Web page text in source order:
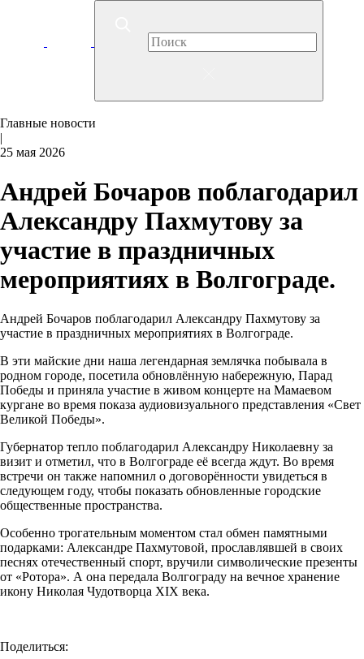
Главные новости
|
25 мая 2026
Андрей Бочаров поблагодарил
Александру Пахмутову за
участие в праздничных
мероприятиях в Волгограде.
Андрей Бочаров поблагодарил Александру Пахмутову за
участие в праздничных мероприятиях в Волгограде.
В эти майские дни наша легендарная землячка побывала в
родном городе, посетила обновлённую набережную, Парад
Победы и приняла участие в живом концерте на Мамаевом
кургане во время показа аудиовизуального представления «Свет
Великой Победы».
Губернатор тепло поблагодарил Александру Николаевну за
визит и отметил, что в Волгограде её всегда ждут. Во время
встречи он также напомнил о договорённости увидеться в
следующем году, чтобы показать обновленные городские
общественные пространства.
Особенно трогательным моментом стал обмен памятными
подарками: Александре Пахмутовой, прославлявшей в своих
песнях отечественный спорт, вручили символические презенты
от «Ротора». А она передала Волгограду на вечное хранение
икону Николая Чудотворца XIX века.
Поделиться: